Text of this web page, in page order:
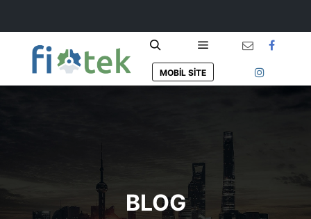
Ara Ana menü
MOBIL SITE
BLOG